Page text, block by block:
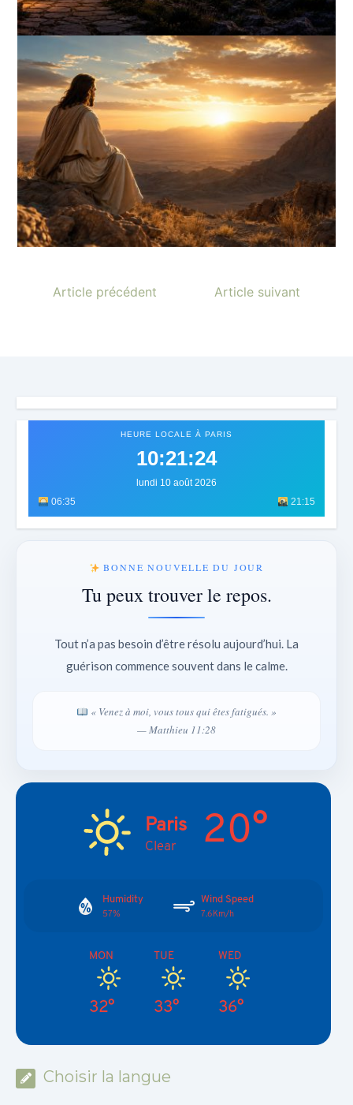
Article précédent Article suivant
HEURE LOCALE À PARIS
10:21:26
lundi 10 août 2026
06:35
21:15
BONNE NOUVELLE DU JOUR
Tu peux trouver le repos.
Tout n’a pas besoin d’être résolu aujourd’hui. La
guérison commence souvent dans le calme.
« Venez à moi, vous tous qui êtes fatigués. »
— Matthieu 11:28
Paris
Clear 20°
Humidity
57%
Wind Speed
7.6Km/h
MON
32°
TUE
33°
WED
36°
Choisir la langue